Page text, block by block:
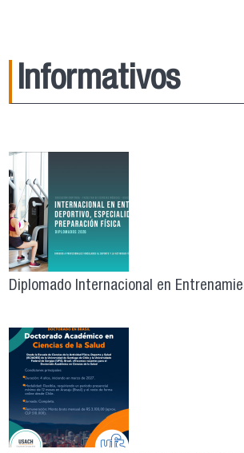
Informativos
Diplomado Internacional en